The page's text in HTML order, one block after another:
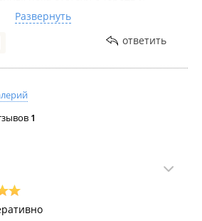
позвонил мастер. Ремонт занял
рублей. Я доволен как слон.
писменные
Развернуть
ответить
1